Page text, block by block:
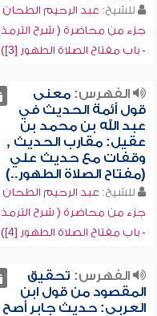
للشيخ: عبد الرحيم الطحان
جزء من محاضرة ( شرح
- باب مفتاح الصلاة الطهور [3])
الفهرس:معنى
قول أئمة الحديث في
عبد الله بن محمد بن
عقيل: مقارب الحديث ,
وقفات مع حديث علي
(مفتاح الصلاة الطهور..)
للشيخ: عبد الرحيم الطحان
جزء من محاضرة ( شرح
- باب مفتاح الصلاة الطهور [4])
الفهرس: تحقيق
المقصود من قول ابن
العربي: حديث جابر أصح